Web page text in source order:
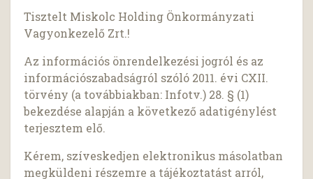
Tisztelt Miskolc Holding Önkormányzati
Vagyonkezelő Zrt.!
Az információs önrendelkezési jogról és az
információszabadságról szóló 2011. évi CXII.
törvény (a továbbiakban: Infotv.) 28. § (1)
bekezdése alapján a következő adatigénylést
terjesztem elő.
Kérem, szíveskedjen elektronikus másolatban
megküldeni részemre a tájékoztatást arról,